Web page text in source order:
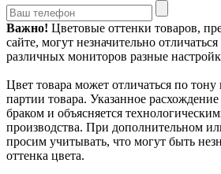
Важно! Цветовые оттенки товаров,
сайте, могут незначительно
различных мониторов разные
Цвет товара может отличаться по тону
партии товара. Указанное расхождение
браком и объясняется
производства. При дополнительном
просим учитывать, что могут быть
оттенка цвета.